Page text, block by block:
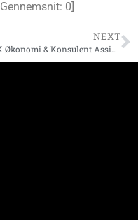
Gennemsnit: 0
NEXT
KMK Økonomi & Konsulent Assistance